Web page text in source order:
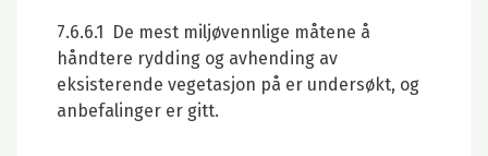
7.6.6.1 De mest miljøvennlige måtene å
håndtere rydding og avhending av
eksisterende vegetasjon på er undersøkt, og
anbefalinger er gitt.